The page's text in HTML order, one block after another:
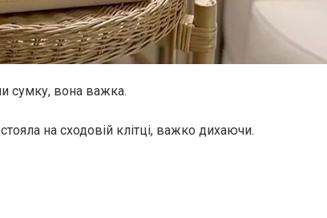
сумку, вона важка.
на сходовій клітці, важко дихаючи.